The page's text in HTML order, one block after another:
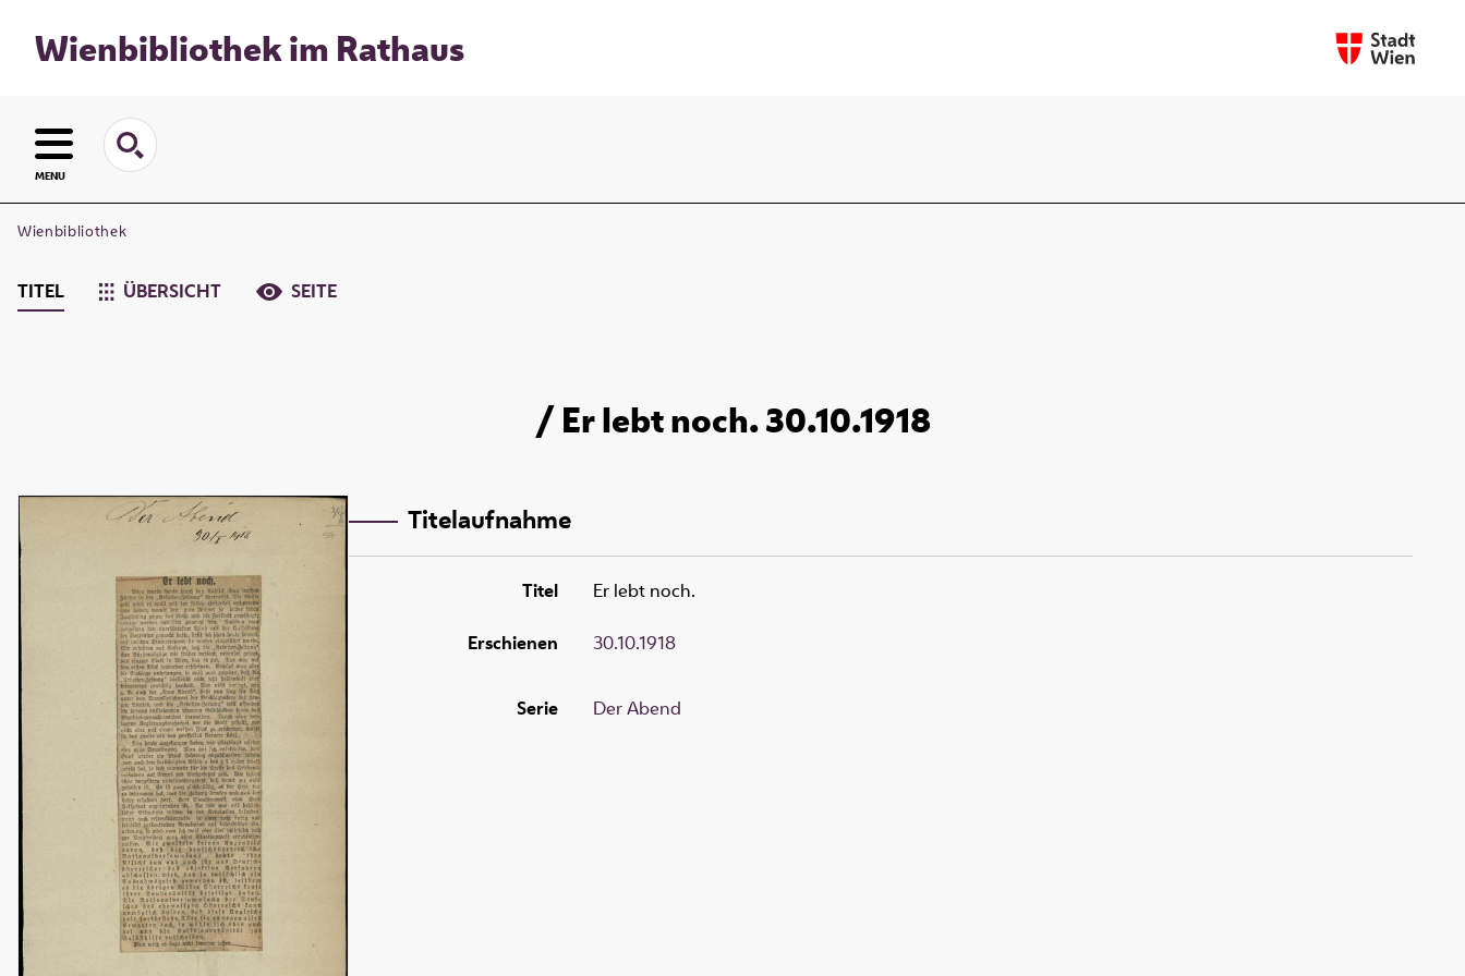
Wienbibliothek im Rathaus
MENU
Wienbibliothek
TITEL ÜBERSICHT SEITE
/ Er lebt noch. 30.10.1918
Titelaufnahme
Titel Er lebt noch.
Erschienen 30.10.1918
Serie Der Abend